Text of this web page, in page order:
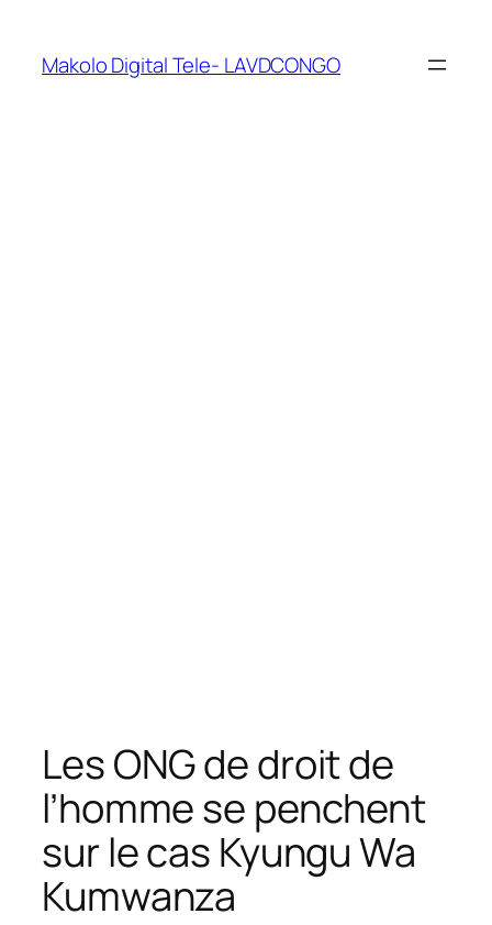
Makolo Digital Tele- LAVDCONGO
Les ONG de droit de
l’homme se penchent
sur le cas Kyungu Wa
Kumwanza